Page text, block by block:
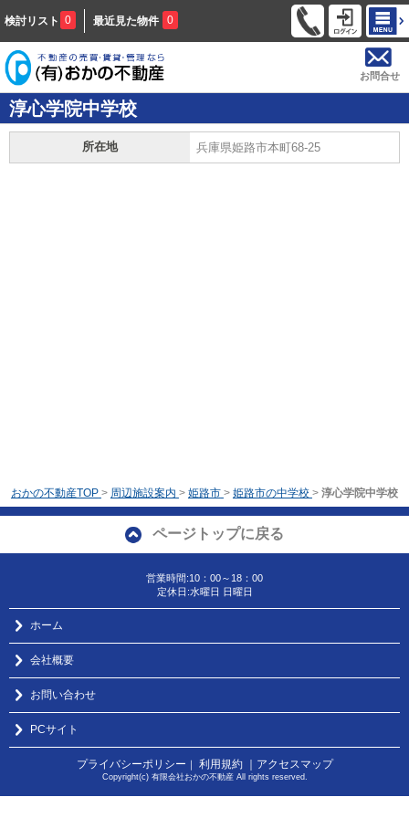
検討リスト 0 最近見た物件 0
お問合せ
淳心学院中学校
所在地 兵庫県姫路市本町68-25
おかの不動産TOP > 周辺施設案内 > 姫路市 > 姫路市の中学校 > 淳心学院中学校
ページトップに戻る
営業時間:10：00～18：00
定休日:水曜日 日曜日
ホーム
会社概要
お問い合わせ
PCサイト
プライバシーポリシー ｜ 利用規約 ｜アクセスマップ
Copyright(c) 有限会社おかの不動産 All rights reserved.